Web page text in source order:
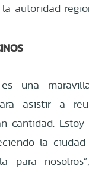
autoridad
es una
asistir a
cantidad.
la
para